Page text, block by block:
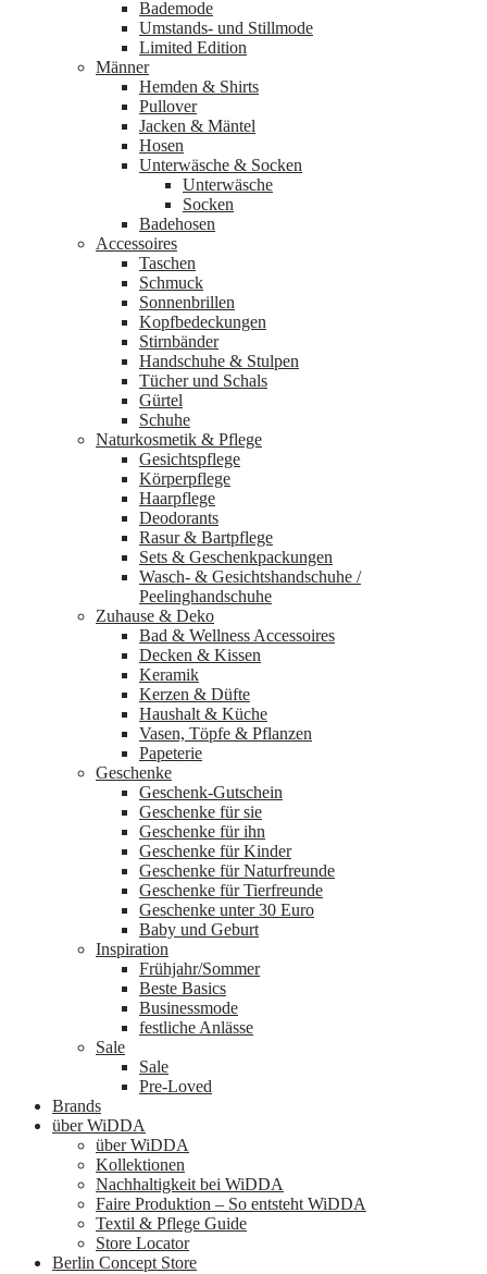
Bademode
Umstands- und Stillmode
Limited Edition
Männer
Hemden & Shirts
Pullover
Jacken & Mäntel
Hosen
Unterwäsche & Socken
Unterwäsche
Socken
Badehosen
Accessoires
Taschen
Schmuck
Sonnenbrillen
Kopfbedeckungen
Stirnbänder
Handschuhe & Stulpen
Tücher und Schals
Gürtel
Schuhe
Naturkosmetik & Pflege
Gesichtspflege
Körperpflege
Haarpflege
Deodorants
Rasur & Bartpflege
Sets & Geschenkpackungen
Wasch‑ & Gesichtshandschuhe /
Peelinghandschuhe
Zuhause & Deko
Bad & Wellness Accessoires
Decken & Kissen
Keramik
Kerzen & Düfte
Haushalt & Küche
Vasen, Töpfe & Pflanzen
Papeterie
Geschenke
Geschenk-Gutschein
Geschenke für sie
Geschenke für ihn
Geschenke für Kinder
Geschenke für Naturfreunde
Geschenke für Tierfreunde
Geschenke unter 30 Euro
Baby und Geburt
Inspiration
Frühjahr/Sommer
Beste Basics
Businessmode
festliche Anlässe
Sale
Sale
Pre-Loved
Brands
über WiDDA
über WiDDA
Kollektionen
Nachhaltigkeit bei WiDDA
Faire Produktion – So entsteht WiDDA
Textil & Pflege Guide
Store Locator
Berlin Concept Store